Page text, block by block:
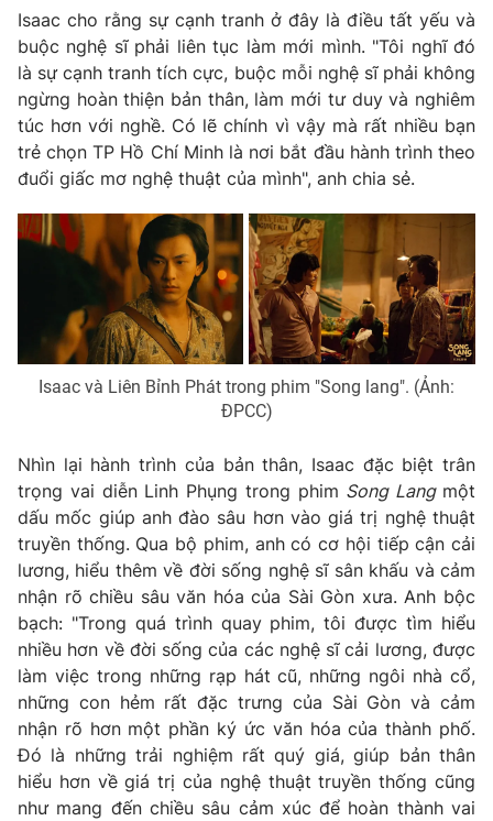
Isaac cho rằng sự cạnh tranh ở đây là điều tất yếu và
buộc nghệ sĩ phải liên tục làm mới mình. "Tôi nghĩ đó
là sự cạnh tranh tích cực, buộc mỗi nghệ sĩ phải không
ngừng hoàn thiện bản thân, làm mới tư duy và nghiêm
túc hơn với nghề. Có lẽ chính vì vậy mà rất nhiều bạn
trẻ chọn TP Hồ Chí Minh là nơi bắt đầu hành trình theo
đuổi giấc mơ nghệ thuật của mình", anh chia sẻ.
Isaac và Liên Bỉnh Phát trong phim "Song lang". (Ảnh:
ĐPCC)
Nhìn lại hành trình của bản thân, Isaac đặc biệt trân
trọng vai diễn Linh Phụng trong phim Song Lang một
dấu mốc giúp anh đào sâu hơn vào giá trị nghệ thuật
truyền thống. Qua bộ phim, anh có cơ hội tiếp cận cải
lương, hiểu thêm về đời sống nghệ sĩ sân khấu và cảm
nhận rõ chiều sâu văn hóa của Sài Gòn xưa. Anh bộc
bạch: "Trong quá trình quay phim, tôi được tìm hiểu
nhiều hơn về đời sống của các nghệ sĩ cải lương, được
làm việc trong những rạp hát cũ, những ngôi nhà cổ,
những con hẻm rất đặc trưng của Sài Gòn và cảm
nhận rõ hơn một phần ký ức văn hóa của thành phố.
Đó là những trải nghiệm rất quý giá, giúp bản thân
hiểu hơn về giá trị của nghệ thuật truyền thống cũng
như mang đến chiều sâu cảm xúc để hoàn thành vai